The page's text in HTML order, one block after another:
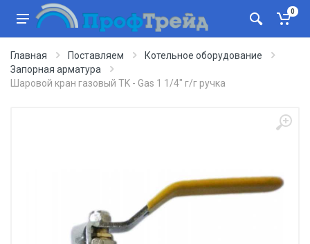
0
Главная Поставляем
Котельное оборудование
Запорная арматура
Шаровой кран газовый TK - Gas 1 1/4" г/г ручка